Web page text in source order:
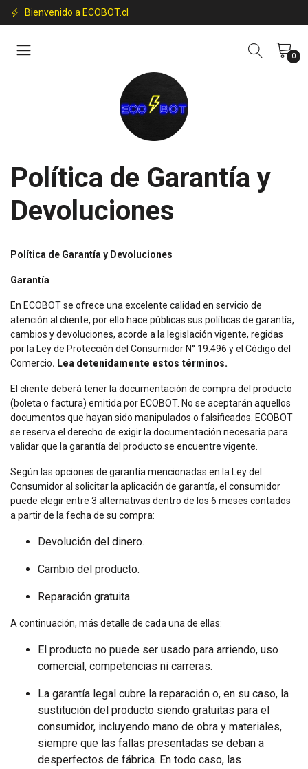
Bienvenido a ECOBOT.cl
0
Política de Garantía y
Devoluciones
Política de Garantía y Devoluciones
Garantía
En ECOBOT se ofrece una excelente calidad en servicio de
atención al cliente, por ello hace públicas sus políticas de garantía,
cambios y devoluciones, acorde a la legislación vigente, regidas
por la Ley de Protección del Consumidor N° 19.496 y el Código del
Comercio. Lea detenidamente estos términos.
El cliente deberá tener la documentación de compra del producto
(boleta o factura) emitida por ECOBOT. No se aceptarán aquellos
documentos que hayan sido manipulados o falsificados. ECOBOT
se reserva el derecho de exigir la documentación necesaria para
validar que la garantía del producto se encuentre vigente.
Según las opciones de garantía mencionadas en la Ley del
Consumidor al solicitar la aplicación de garantía, el consumidor
puede elegir entre 3 alternativas dentro de los 6 meses contados
a partir de la fecha de su compra:
Devolución del dinero.
Cambio del producto.
Reparación gratuita.
A continuación, más detalle de cada una de ellas:
El producto no puede ser usado para arriendo, uso
comercial, competencias ni carreras.
La garantía legal cubre la reparación o, en su caso, la
sustitución del producto siendo gratuitas para el
consumidor, incluyendo mano de obra y materiales,
siempre que las fallas presentadas se deban a
desperfectos de fábrica. En todo caso, las